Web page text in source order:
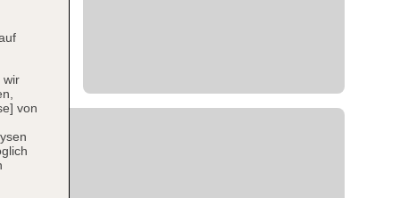
wir
von